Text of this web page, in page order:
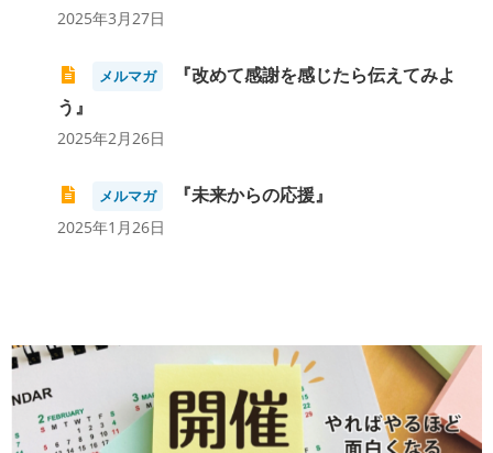
2025年3月27日
メルマガ
『改めて感謝を感じたら伝えてみよ
う』
2025年2月26日
メルマガ 『未来からの応援』
2025年1月26日